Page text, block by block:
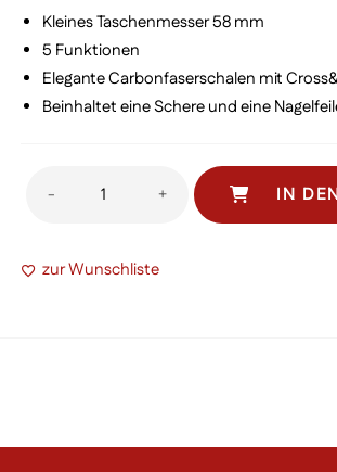
€ 179,00 € 140,00.
Kleines Taschenmesser 58 mm
5 Funktionen
Elegante Carbonfaserschalen mit
Beinhaltet eine Schere und eine
-
Classic
Carbon
+ IN
zur Wunschliste